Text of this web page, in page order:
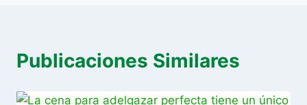
Publicaciones Similares